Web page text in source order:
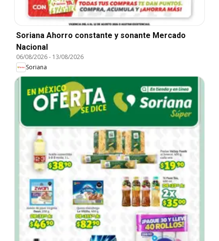
Soriana Ahorro constante y sonante Mercado
Nacional
06/08/2026- 13/08/2026
Soriana